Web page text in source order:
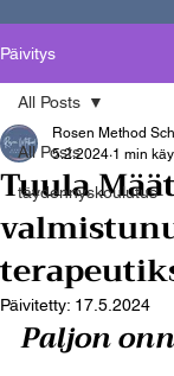
Päivitys
All Posts
täydennyskoulutus
All Posts
Tuula
Rosen Method
5.2.2024 1 min
Päivitetty: 17.5.2024
Paljon